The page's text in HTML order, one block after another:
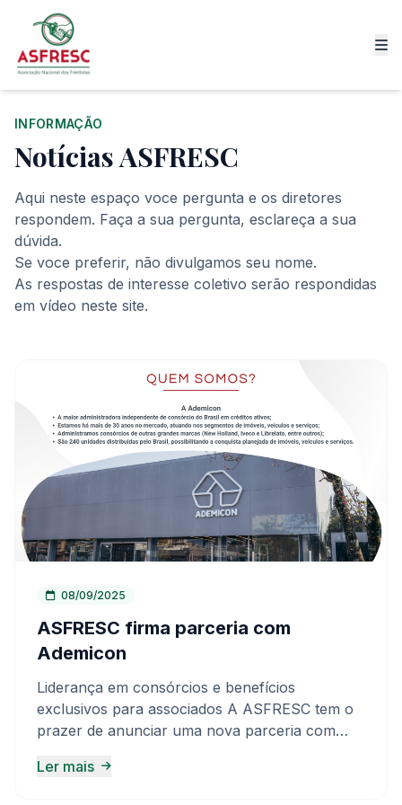
INFORMAÇÃO
Notícias ASFRESC
Aqui neste espaço voce pergunta e os diretores
respondem. Faça a sua pergunta, esclareça a sua
dúvida.
Se voce preferir, não divulgamos seu nome.
As respostas de interesse coletivo serão respondidas
em vídeo neste site.
08/09/2025
ASFRESC firma parceria com
Ademicon
Liderança em consórcios e benefícios
exclusivos para associados A ASFRESC tem o
prazer de anunciar uma nova parceria com
independente de consórcios do Brasil em
Ler mais